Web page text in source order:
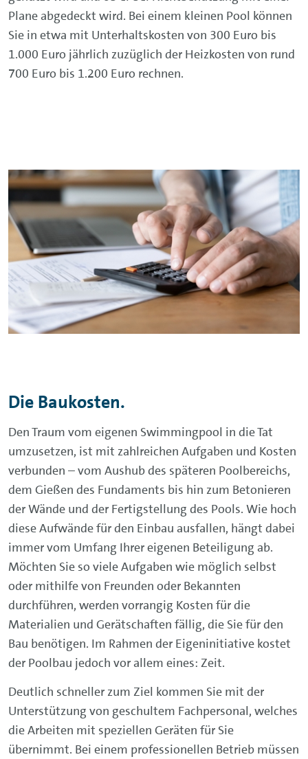
Plane abgedeckt wird. Bei einem kleinen Pool können
Sie in etwa mit Unterhaltskosten von 300 Euro bis
1.000 Euro jährlich zuzüglich der Heizkosten von rund
700 Euro bis 1.200 Euro rechnen.
Die Baukosten.
Den Traum vom eigenen Swimmingpool in die Tat
umzusetzen, ist mit zahlreichen Aufgaben und Kosten
verbunden – vom Aushub des späteren Poolbereichs,
dem Gießen des Fundaments bis hin zum Betonieren
der Wände und der Fertigstellung des Pools. Wie hoch
diese Aufwände für den Einbau ausfallen, hängt dabei
immer vom Umfang Ihrer eigenen Beteiligung ab.
Möchten Sie so viele Aufgaben wie möglich selbst
oder mithilfe von Freunden oder Bekannten
durchführen, werden vorrangig Kosten für die
Materialien und Gerätschaften fällig, die Sie für den
Bau benötigen. Im Rahmen der Eigeninitiative kostet
der Poolbau jedoch vor allem eines: Zeit.
Deutlich schneller zum Ziel kommen Sie mit der
Unterstützung von geschultem Fachpersonal, welches
die Arbeiten mit speziellen Geräten für Sie
übernimmt. Bei einem professionellen Betrieb müssen